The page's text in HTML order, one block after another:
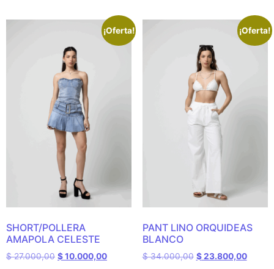
¡Oferta!
SHORT/POLLERA
AMAPOLA CELESTE
$27.000,00 $10.000,00
¡Oferta!
PANT LINO ORQUIDEAS
BLANCO
$34.000,00 $23.800,00